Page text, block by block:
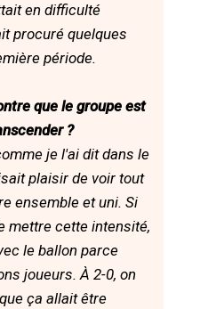
en difficulté
procuré quelques
période.
que le groupe est
?
je l'ai dit dans le
plaisir de voir tout
ensemble et uni. Si
mettre cette intensité,
le ballon parce
joueurs. À 2-0, on
ça allait être